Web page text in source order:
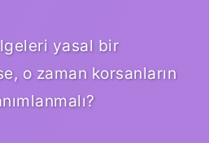
yasal bir
o zaman korsanların